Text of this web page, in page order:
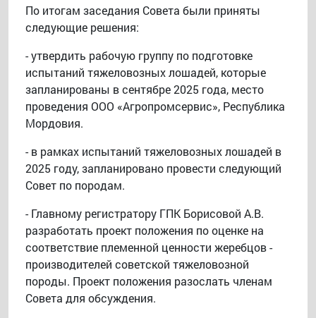
По итогам заседания Совета были приняты
следующие решения:
- утвердить рабочую группу по подготовке
испытаний тяжеловозных лошадей, которые
запланированы в сентябре 2025 года, место
проведения ООО «Агропромсервис», Республика
Мордовия.
- в рамках испытаний тяжеловозных лошадей в
2025 году, запланировано провести следующий
Совет по породам.
- Главному регистратору ГПК Борисовой А.В.
разработать проект положения по оценке на
соответствие племенной ценности жеребцов -
производителей советской тяжеловозной
породы. Проект положения разослать членам
Совета для обсуждения.